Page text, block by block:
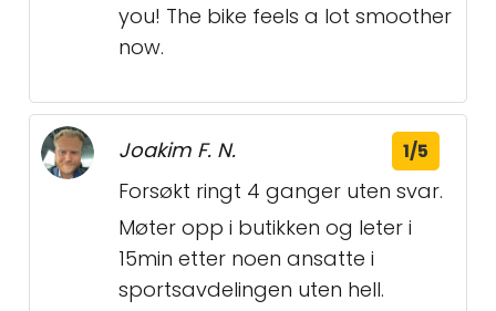
you! The bike feels a lot smoother
now.
Joakim F. N. 1/5
Forsøkt ringt 4 ganger uten svar.
Møter opp i butikken og leter i
15min etter noen ansatte i
sportsavdelingen uten hell.